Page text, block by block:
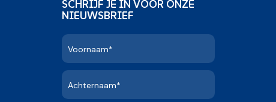
SCHRIJF JE IN VOOR ONZE
NIEUWSBRIEF
Voornaam*
Achternaam*